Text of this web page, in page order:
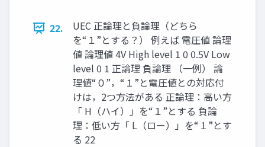
22.
UEC 正論理と負論理（どちら
を“１”とする？） 例えば 電圧値 論理
値 論理値 4V High level 1 0 0.5V Low
level 0 1 正論理 負論理 （一例） 論
理値“０”，“１”と電圧値との対応付
けは，2つ方法がある 正論理：高い方
「 H（ハイ）」を“１”とする 負論
理：低い方「 L（ロー）」を“１”とす
る 22